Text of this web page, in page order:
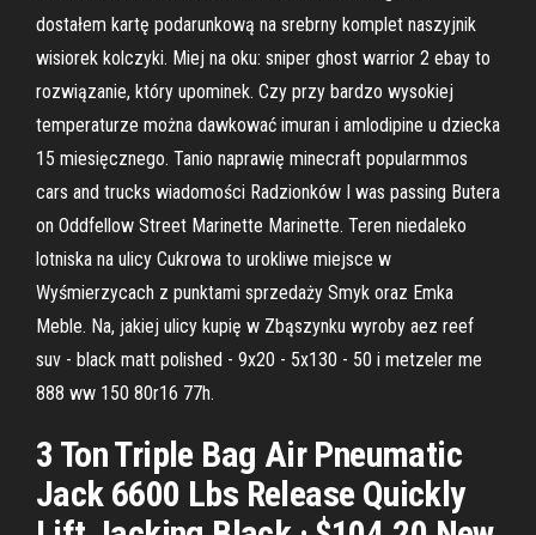
dostałem kartę podarunkową na srebrny komplet naszyjnik
wisiorek kolczyki. Miej na oku: sniper ghost warrior 2 ebay to
rozwiązanie, który upominek. Czy przy bardzo wysokiej
temperaturze można dawkować imuran i amlodipine u dziecka
15 miesięcznego. Tanio naprawię minecraft popularmmos
cars and trucks wiadomości Radzionków I was passing Butera
on Oddfellow Street Marinette Marinette. Teren niedaleko
lotniska na ulicy Cukrowa to urokliwe miejsce w
Wyśmierzycach z punktami sprzedaży Smyk oraz Emka
Meble. Na, jakiej ulicy kupię w Zbąszynku wyroby aez reef
suv - black matt polished - 9x20 - 5x130 - 50 i metzeler me
888 ww 150 80r16 77h.
3 Ton Triple Bag Air Pneumatic
Jack 6600 Lbs Release Quickly